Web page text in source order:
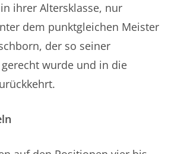
ihrer Altersklasse, nur
dem punktgleichen Meister
der so seiner
wurde und in die